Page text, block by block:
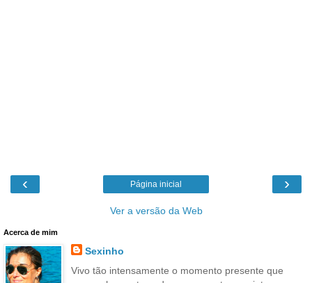
‹ ›
Página inicial
Ver a versão da Web
Acerca de mim
Sexinho
Vivo tão intensamente o momento presente que